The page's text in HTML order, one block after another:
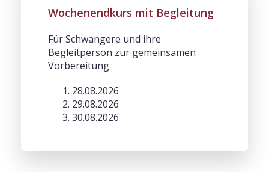
Wochenendkurs mit Begleitung
Für Schwangere und ihre
Begleitperson zur gemeinsamen
Vorbereitung
28.08.2026
29.08.2026
30.08.2026